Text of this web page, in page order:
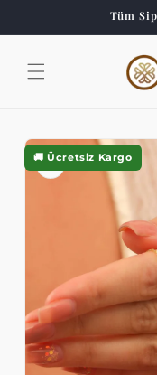
Tüm
🚚 Ücretsiz Kargo
Ürün
bilgisine
atla